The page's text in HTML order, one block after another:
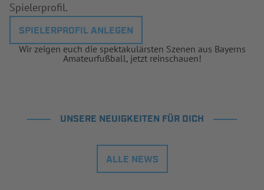
Spielerprofil.
SPIELERPROFIL ANLEGEN
Wir zeigen euch die spektakulärsten Szenen aus Bayerns
Amateurfußball, jetzt reinschauen!
UNSERE NEUIGKEITEN FÜR DICH
ALLE NEWS